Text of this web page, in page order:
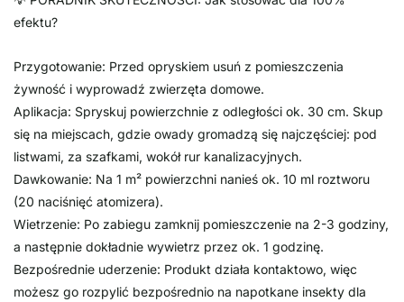
efektu?
Przygotowanie: Przed opryskiem usuń z pomieszczenia
żywność i wyprowadź zwierzęta domowe.
Aplikacja: Spryskuj powierzchnie z odległości ok. 30 cm. Skup
się na miejscach, gdzie owady gromadzą się najczęściej: pod
listwami, za szafkami, wokół rur kanalizacyjnych.
Dawkowanie: Na 1 m² powierzchni nanieś ok. 10 ml roztworu
(20 naciśnięć atomizera).
Wietrzenie: Po zabiegu zamknij pomieszczenie na 2-3 godziny,
a następnie dokładnie wywietrz przez ok. 1 godzinę.
Bezpośrednie uderzenie: Produkt działa kontaktowo, więc
możesz go rozpylić bezpośrednio na napotkane insekty dla